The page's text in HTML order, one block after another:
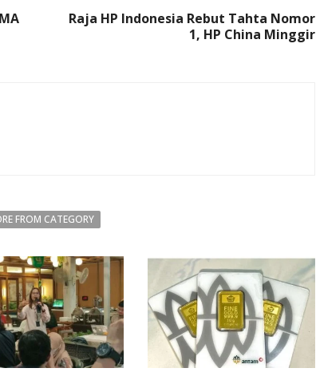
Raja HP Indonesia Rebut Tahta Nomor
1, HP China Minggir
FROM CATEGORY